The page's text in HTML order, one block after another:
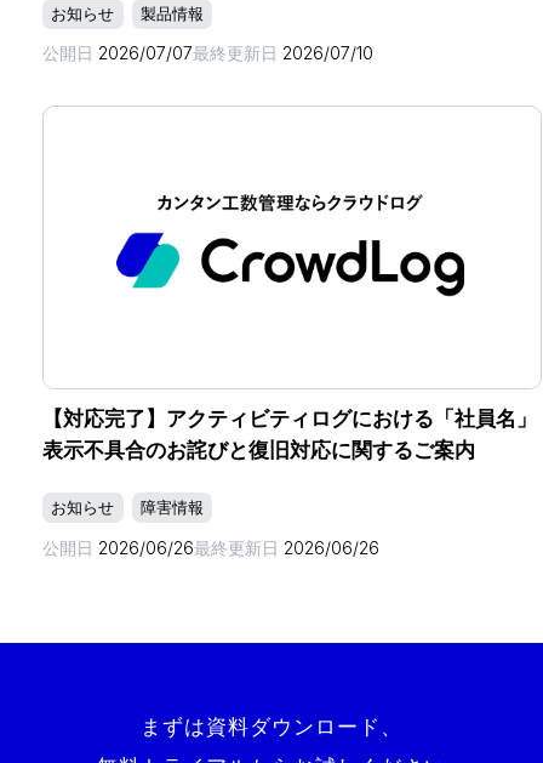
お知らせ 製品情報
公開日 2026/07/07最終更新日 2026/07/10
【対応完了】アクティビティログにおける「社員名」
表示不具合のお詫びと復旧対応に関するご案内
お知らせ 障害情報
公開日 2026/06/26最終更新日 2026/06/26
まずは資料ダウンロード、